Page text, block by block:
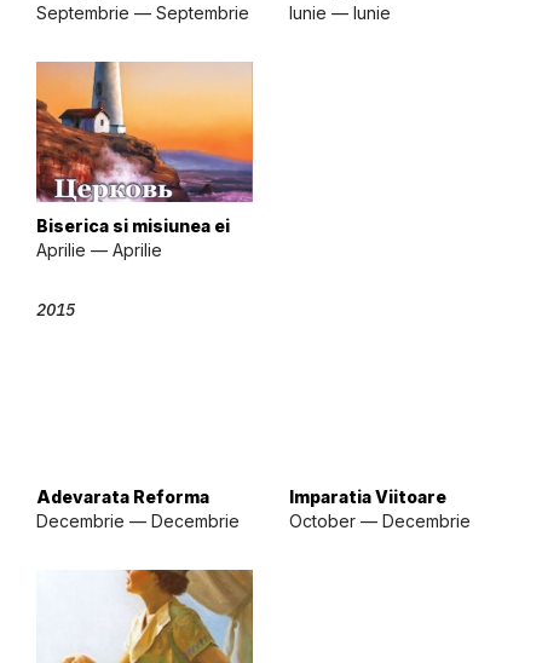
Septembrie — Septembrie
Iunie — Iunie
Biserica si misiunea ei
Aprilie — Aprilie
2015
Adevarata Reforma
Decembrie — Decembrie
Imparatia Viitoare
October — Decembrie